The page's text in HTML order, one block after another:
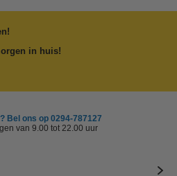
in huis!
Bel ons op 0294-787127
van 9.00 tot 22.00 uur